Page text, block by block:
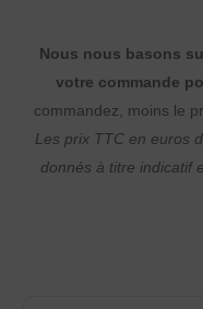
Nous nous basons
votre commande
commandez, moins le
Les prix TTC en euros
donnés à titre indicatif